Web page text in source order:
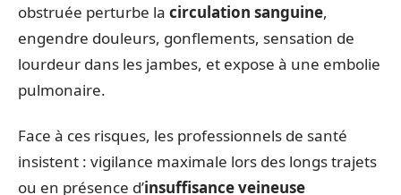
obstruée perturbe la circulation sanguine,
engendre douleurs, gonflements, sensation de
lourdeur dans les jambes, et expose à une embolie
pulmonaire.
Face à ces risques, les professionnels de santé
insistent : vigilance maximale lors des longs trajets
ou en présence d’insuffisance veineuse